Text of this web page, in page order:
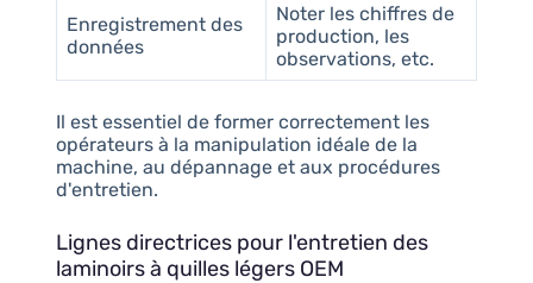
Enregistrement des
données
Noter les chiffres de
production, les
observations, etc.
Il est essentiel de former correctement les
opérateurs à la manipulation idéale de la
machine, au dépannage et aux procédures
d'entretien.
Lignes directrices pour l'entretien des
laminoirs à quilles légers OEM